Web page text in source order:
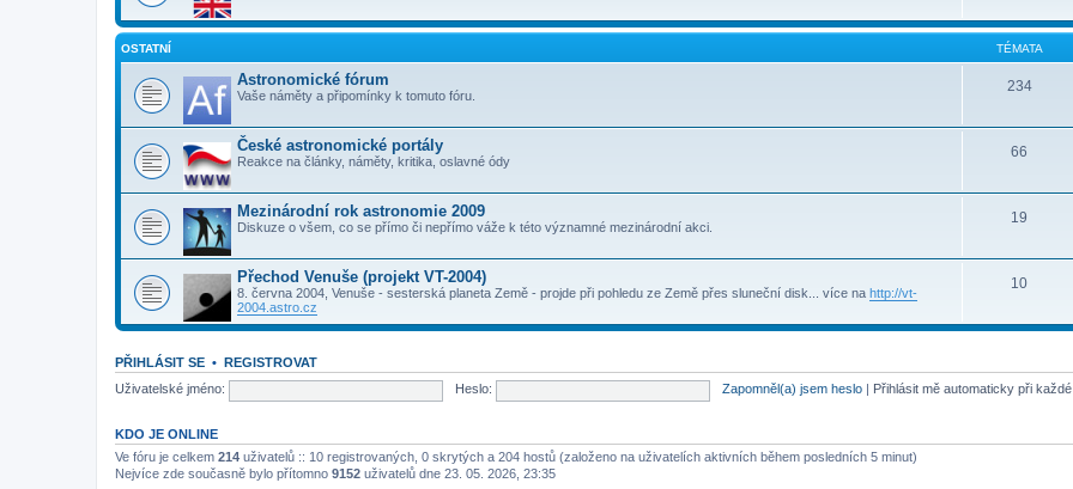
OSTATNÍ TÉMATA
Astronomické fórum
Vaše náměty a připomínky k tomuto fóru.
234
České astronomické portály
Reakce na články, náměty, kritika, oslavné ódy
66
Mezinárodní rok astronomie 2009
Diskuze o všem, co se přímo či nepřímo váže k této významné mezinárodní akci.
19
Přechod Venuše (projekt VT-2004)
8. června 2004, Venuše - sesterská planeta Země - projde při pohledu ze Země přes sluneční disk... více na http://vt-
2004.astro.cz
10
PŘIHLÁSIT SE • REGISTROVAT
Uživatelské jméno:
Heslo: Zapomněl(a) jsem heslo Přihlásit mě automaticky při
KDO JE ONLINE
Ve fóru je celkem 214 uživatelů :: 10 registrovaných, 0 skrytých a 204 hostů (založeno na uživatelích aktivních během posledních 5 minut)
Nejvíce zde současně bylo přítomno 9152 uživatelů dne 23. 05. 2026, 23:35